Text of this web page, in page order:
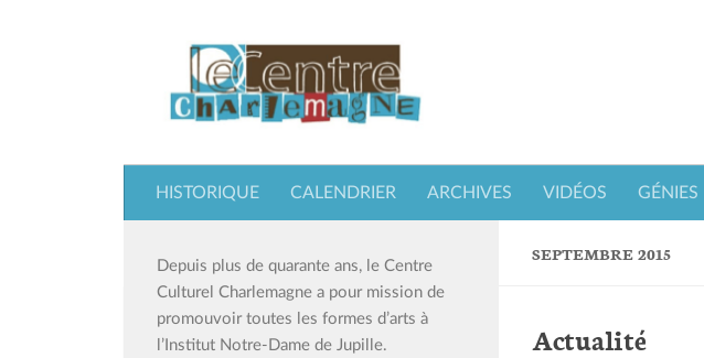
HISTORIQUE CALENDRIER ARCHIVES VIDÉOS GÉNIES
SEPTEMBRE 2015
Actualité
Depuis plus de quarante ans, le Centre
Culturel Charlemagne a pour mission de
promouvoir toutes les formes d’arts à
l’Institut Notre-Dame de Jupille.